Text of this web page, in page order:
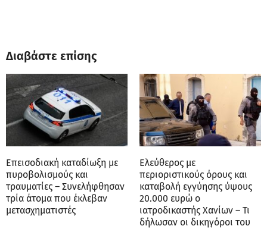
Διαβάστε επίσης
Επεισοδιακή καταδίωξη με
πυροβολισμούς και
τραυματίες – Συνελήφθησαν
τρία άτομα που έκλεβαν
μετασχηματιστές
Ελεύθερος με
περιοριστικούς όρους και
καταβολή εγγύησης ύψους
20.000 ευρώ ο
ιατροδικαστής Χανίων – Τι
δήλωσαν οι δικηγόροι του